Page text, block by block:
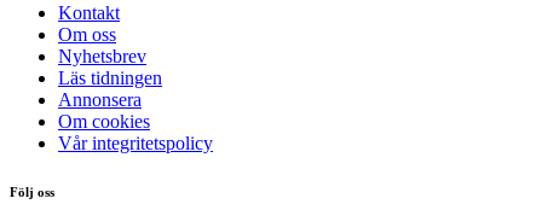
Kontakt
Om oss
Nyhetsbrev
Läs tidningen
Annonsera
Om cookies
Vår integritetspolicy
Följ oss